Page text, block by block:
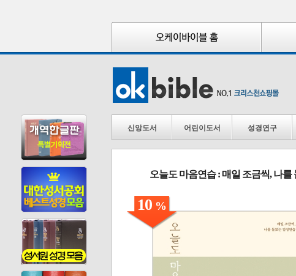
신앙도서 어린이도서 성경연구
오늘도 마음연습 : 매일 조금씩, 나를
10 %